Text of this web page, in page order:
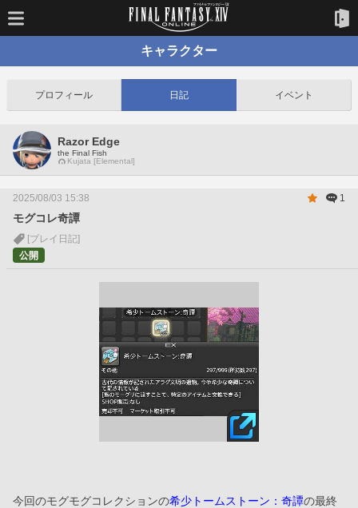
キャラクター
プロフィール 日記 イベント
Razor Edge
the Final Fish
Kujata [Elemental]
2025/08/03 15:38 1
モグコレ奇譚
[プレイ日記]
公開
今回のモグモグコレクションの希少トームストーン：奇譚の最終